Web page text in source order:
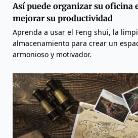
Así puede organizar su oficina
mejorar su productividad
Aprenda a usar el Feng shui, la
almacenamiento para crear un
armonioso y motivador.